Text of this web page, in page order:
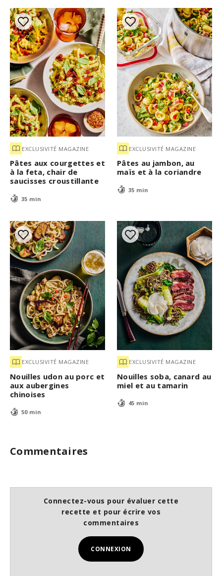
EXCLUSIVITÉ MAGAZINE
Pâtes aux courgettes et
à la feta, chair de
saucisses croustillante
35 min
EXCLUSIVITÉ MAGAZINE
Pâtes au jambon, au
maïs et à la coriandre
35 min
EXCLUSIVITÉ MAGAZINE
Nouilles udon au porc et
aux aubergines
chinoises
50 min
EXCLUSIVITÉ MAGAZINE
Nouilles soba, canard au
miel et au tamarin
45 min
Commentaires
Connectez-vous pour évaluer cette
recette et pour écrire vos
commentaires
CONNEXION